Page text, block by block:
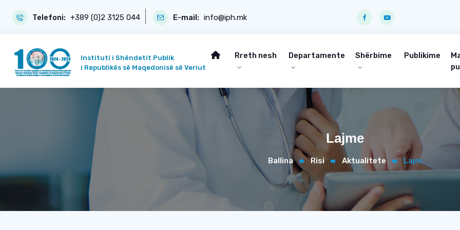
Telefoni: +389 (0)2 3125 044 E-mail: info@iph.mk
Instituti i Shëndetit Publik
i Republikës së Maqedonisë së Veriut
Rreth nesh Departamente Shërbime Publikime
Lajme
Ballina Risi Aktualitete Lajm